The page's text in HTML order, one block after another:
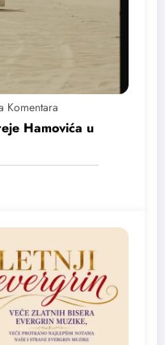
Hamovića u